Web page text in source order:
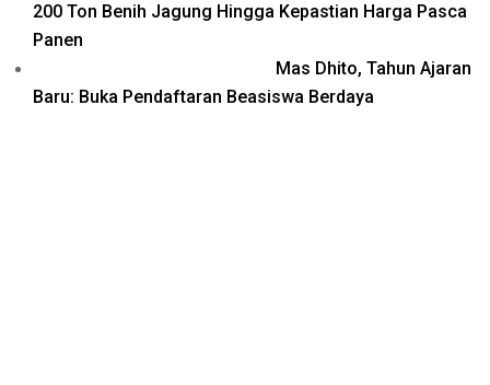
200 Ton Benih Jagung Hingga Kepastian Harga Pasca
Panen
Mas Dhito, Tahun Ajaran
Baru: Buka Pendaftaran Beasiswa Berdaya